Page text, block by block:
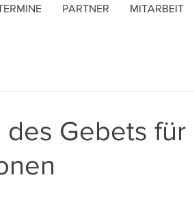
PARTNER MITARBEIT
Gebets für